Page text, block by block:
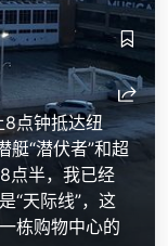
点钟抵达纽
艇“潜伏者”和超
点半，我已经
“天际线”，这
栋购物中心的